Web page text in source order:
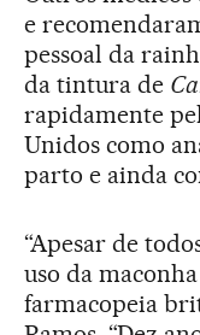
e
pessoal da
da tintura de
rapidamente
Unidos como
parto e ainda
“Apesar de
uso da
farmacopeia